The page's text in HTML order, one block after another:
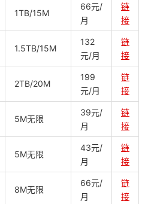
1TB/15M
66元/
月
链
接
1.5TB/15M
132
元/月
链
接
2TB/20M
199
元/月
链
接
5M无限
39元/
月
链
接
5M无限
43元/
月
链
接
8M无限
66元/
月
链
接